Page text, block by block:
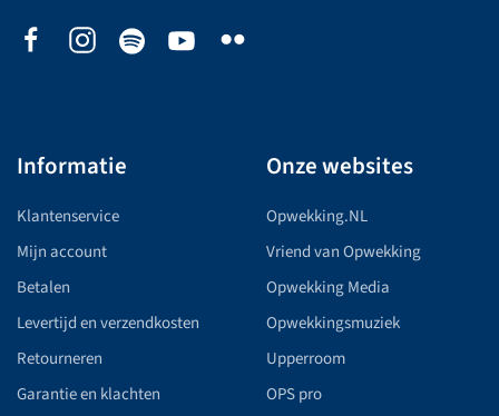
Informatie
Klantenservice
Mijn account
Betalen
Levertijd en verzendkosten
Retourneren
Garantie en klachten
Onze websites
Opwekking.NL
Vriend van Opwekking
Opwekking Media
Opwekkingsmuziek
Upperroom
OPS pro